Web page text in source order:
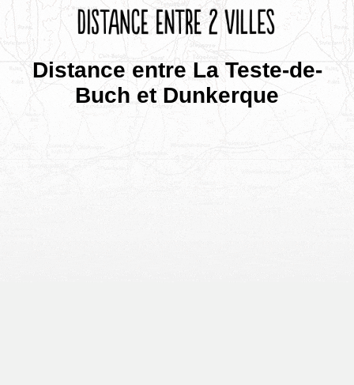
Distance entre La Teste-de-
Buch et Dunkerque